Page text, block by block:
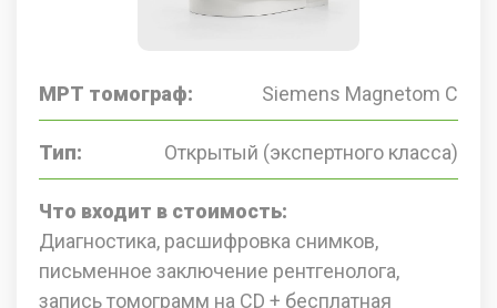
МРТ томограф: Siemens Magnetom C
Тип: Открытый (экспертного класса)
Что входит в стоимость:
Диагностика, расшифровка снимков,
письменное заключение рентгенолога,
запись томограмм на CD + бесплатная